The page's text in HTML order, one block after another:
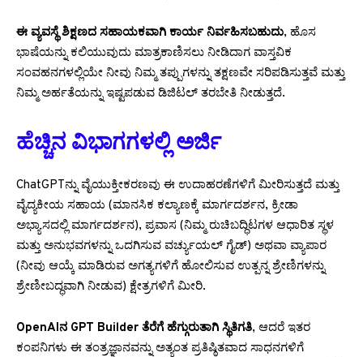
ಈ ವ್ಯವಸ್ಥೆ ಶಿಕ್ಷಣದ ಸಹಾಯಕವಾಗಿ ಕಾರ್ಯ ನಿರ್ವಹಿಸಬಹುದು, ಹೊಸ
ಭಾಷೆಯನ್ನು ಕಲಿಯುವುದು ಮಾತ್ರಕಾಣಿಸಲು ನೀಡಿದಾಗ ವಾಸ್ತವಿಕ
ಸಂವಹನಗಳಲ್ಲಿಯೇ ನೀವು ನಿಮ್ಮ ತಪ್ಪುಗಳನ್ನು ತಕ್ಷಣವೇ ಸರಿಪಡಿಸುತ್ತವೆ ಮತ್ತು
ನಿಮ್ಮ ಅರ್ಹತೆಯನ್ನು ಇಷ್ಟಪಡುವ ಡಿಜಿಟಲ್ ತರಬೇತಿ ನೀಡುತ್ತದೆ.
ಹೆಚ್ಚಿನ ವಿಭಾಗಗಳಲ್ಲಿ ಅರ್ಜಿ
ChatGPTನ್ನು ವೈಯುಕ್ತೀಕರಣವು ಈ ಉದಾಹರಣೆಗಳಿಗೆ ಮೀರಿಸುತ್ತದೆ ಮತ್ತು
ವೈದ್ಯಕೀಯ ಸಹಾಯ (ಮಾನಸಿಕ ಕಲ್ಯಾಣಕ್ಕೆ ಮಾರ್ಗದರ್ಶನ, ಕ್ರೀಡಾ
ಅಭ್ಯಾಸದಲ್ಲಿ ಮಾರ್ಗದರ್ಶನ), ಪ್ರವಾಸ (ನಿಮ್ಮ ರುಚಿಬದ್ಧಿಟಗಳ ಆಧಾರಿತ ಸ್ಥಳ
ಮತ್ತು ಅನುಭವಗಳನ್ನು ಒದಗಿಸುವ ವರ್ಚ್ಯುಯಲ್ ಗೈಡ್) ಅಥವಾ ವ್ಯಾಪಾರ
(ನೀವು ಆಯ್ಕೆ ಮಾಡಿರುವ ಅಗತ್ಯಗಳಿಗೆ ಹೋಲಿಸುವ ಉತ್ಪನ್ನ ಶ್ರೇಣಿಗಳನ್ನು
ಶ್ರೇಣೀಬದ್ಧವಾಗಿ ನೀಡುವ) ಕ್ಷೇತ್ರಗಳಿಗೆ ಮೀರಿ.
OpenAIನ GPT Builder ತೆರೆಗೆ ಹೆಗ್ಗುರುತಾಗಿ ಸ್ಥಿತಿಗತಿ, ಆದರೆ ಇತರ
ಕಂಪನಿಗಳು ಈ ತಂತ್ರಜ್ಞಾನವನ್ನು ಅತ್ಯಂತ ಪ್ರತಿಷ್ಠಿತವಾದ ಸಾಧನಗಳಿಗೆ